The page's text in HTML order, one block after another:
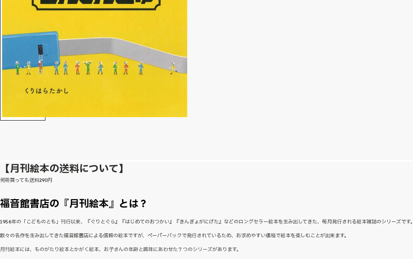
【月刊絵本の送料について】
何冊買っても送料290円
福音館書店の『月刊絵本』とは？
1956年の「こどものとも」刊行以来、『ぐりとぐら』『はじめてのおつかい』『きんぎょがにげた』などのロングセラー絵本を生み出してきた、毎月発行される絵本雑誌のシリーズです。
数々の名作を生み出してきた福音館書店による信頼の絵本ですが、ペーパーバックで発行されているため、お求めやすい価格で絵本を楽しむことが出来ます。
月刊絵本には、ものがたり絵本とかがく絵本、お子さんの年齢と興味にあわせた７つのシリーズがあります。